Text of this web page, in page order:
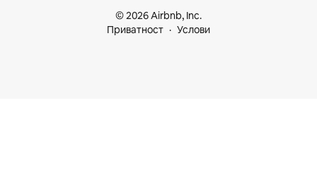
© 2026 Airbnb, Inc.
Приватност
Услови